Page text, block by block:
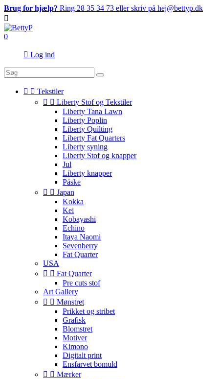
Brug for hjælp? Ring 28 35 34 73 eller skriv på hej@bettyp.dk

0
 Log ind
  Tekstiler
  Liberty Stof og Tekstiler
Liberty Tana Lawn
Liberty Poplin
Liberty Quilting
Liberty Fat Quarters
Liberty syning
Liberty Stof og knapper
Jul
Liberty knapper
Påske
  Japan
Kokka
Kei
Kobayashi
Echino
Itaya Naomi
Sevenberry
Fat Quarter
USA
  Fat Quarter
Pre cuts stof
Art Gallery
  Mønstret
Prikket og stribet
Grafisk
Blomstret
Motiver
Kimono
Digitalt print
Ensfarvet bomuld
  Mærker